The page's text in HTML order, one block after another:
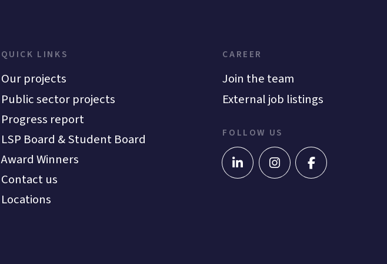
QUICK LINKS
Our projects
Public sector projects
Progress report
LSP Board & Student Board
Award Winners
Contact us
Locations
CAREER
Join the team
External job listings
FOLLOW US